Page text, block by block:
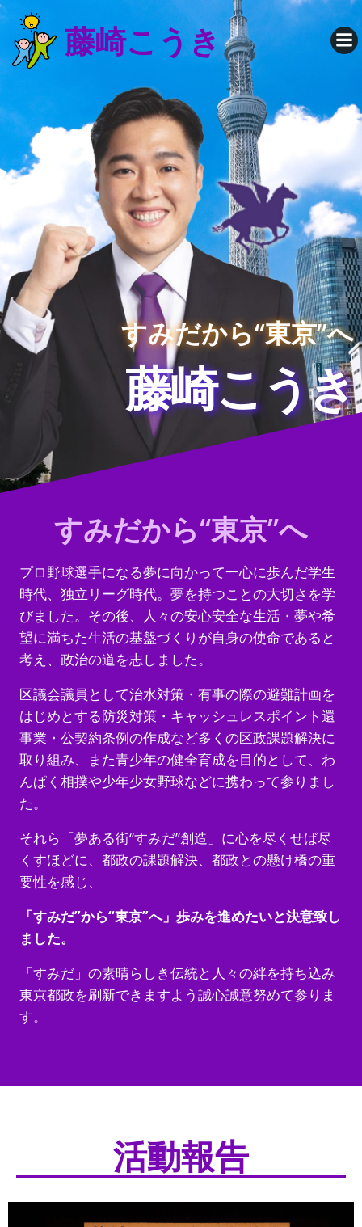
コ
テ
へ
ス
キ
ッ
藤崎こうき
すみだから“東京”へ
藤崎こうき
すみだから“東京”へ
プロ野球選手になる夢に向かって一心に歩んだ学生
時代、独立リーグ時代。夢を持つことの大切さを学
びました。その後、人々の安心安全な生活・夢や希
望に満ちた生活の基盤づくりが自身の使命であると
考え、政治の道を志しました。
区議会議員として治水対策・有事の際の避難計画を
はじめとする防災対策・キャッシュレスポイント還
事業・公契約条例の作成など多くの区政課題解決に
取り組み、また青少年の健全育成を目的として、わ
んぱく相撲や少年少女野球などに携わって参りまし
た。
それら「夢ある街“すみだ”創造」に心を尽くせば尽
くすほどに、都政の課題解決、都政との懸け橋の重
要性を感じ、
「すみだ”から“東京”へ」歩みを進めたいと決意致し
ました。
「すみだ」の素晴らしき伝統と人々の絆を持ち込み
東京都政を刷新できますよう誠心誠意努めて参りま
す。
活動報告